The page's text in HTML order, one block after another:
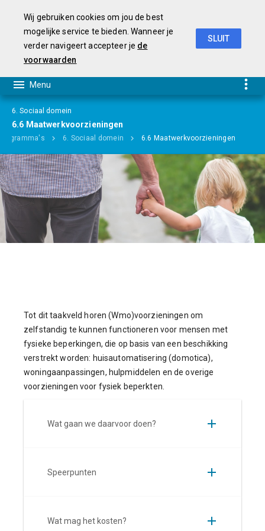
6. Sociaal domein
6.6 Maatwerkvoorzieningen
6. Sociaal domein 6.6 Maatwerkvoorzieningen
Tot dit taakveld horen (Wmo)voorzieningen om
zelfstandig te kunnen functioneren voor mensen met
fysieke beperkingen, die op basis van een beschikking
verstrekt worden: huisautomatisering (domotica),
woningaanpassingen, hulpmiddelen en de overige
voorzieningen voor fysiek beperkten.
Wat gaan we daarvoor doen?
Speerpunten
Wat mag het kosten?
Wij gebruiken cookies om jou de best
mogelijke service te bieden. Wanneer je
verder navigeert accepteer je de
voorwaarden
SLUIT